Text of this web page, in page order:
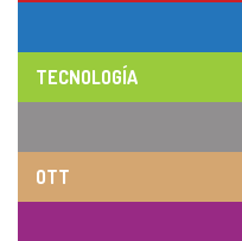
TECNOLOGÍA
OTT